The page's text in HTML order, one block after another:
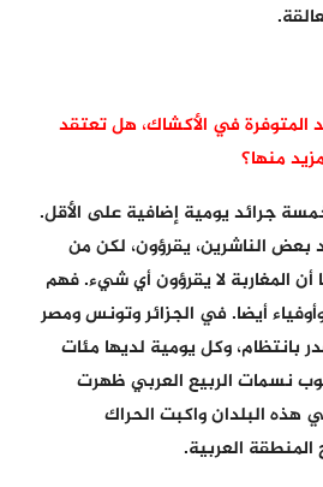
المتوفرة في الأكشاك، هل تعتقد
منها؟
جرائد يومية إضافية على الأقل.
بعض الناشرين، يقرؤون، لكن من
المغاربة لا يقرؤون أي شيء. فهم
أيضا. في الجزائر وتونس ومصر
بانتظام، وكل يومية لديها مئات
نسمات الربيع العربي ظهرت
البلدان واكبت الحراك
العربية.